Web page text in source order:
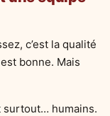
c’est la qualité
bonne. Mais
surtout… humains.